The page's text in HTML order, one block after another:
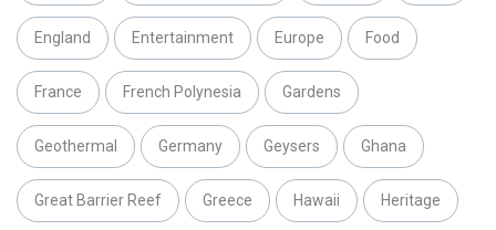
England Entertainment Europe Food
France French Polynesia Gardens
Geothermal Germany Geysers Ghana
Great Barrier Reef Greece Hawaii Heritage